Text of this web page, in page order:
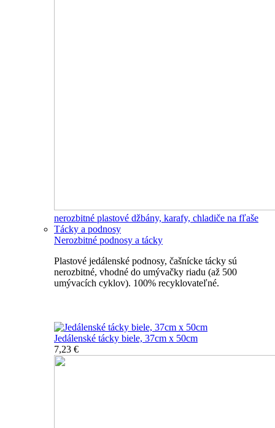
nerozbitné plastové džbány, karafy, chladiče na fľaše
Tácky a podnosy
Nerozbitné podnosy a tácky
Plastové jedálenské podnosy, čašnícke tácky sú
nerozbitné, vhodné do umývačky riadu (až 500
umývacích cyklov). 100% recyklovateľné.
Jedálenské tácky biele, 37cm x 50cm
7,23 €